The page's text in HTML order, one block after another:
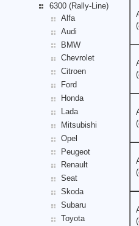
6300 (Rally-Line)
Alfa
Audi
BMW
Chevrolet
Citroen
Ford
Honda
Lada
Mitsubishi
Opel
Peugeot
Renault
Seat
Skoda
Subaru
Toyota